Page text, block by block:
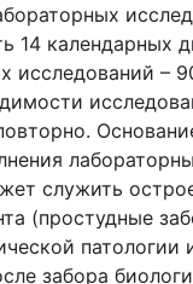
14 календарных
исследований –
служить
(простудные
патологии
забора